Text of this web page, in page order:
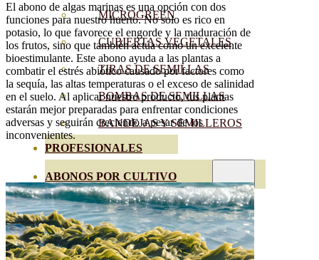
MICROGREEN
CUBIERTAS VEGETALES
TIRAS DE SEMILLAS
BOMBAS DE SEMILLAS
BANDEJAS Y SEMILLEROS
PROFESIONALES
ABONOS POR CULTIVO
VER TODOS
TOMATES
HUERTO
El abono de algas marinas es una opción con dos
funciones para nuestro huerto. No solo es rico en
potasio, lo que favorece el engorde y la maduración de
los frutos, sino que también actúa como un excelente
bioestimulante. Este abono ayuda a las plantas a
combatir el estrés abiótico causado por factores como
la sequía, las altas temperaturas o el exceso de salinidad
en el suelo. Al aplicar nuestro producto, tus plantas
estarán mejor preparadas para enfrentar condiciones
adversas y seguirán creciendo a pesar de los
inconvenientes.